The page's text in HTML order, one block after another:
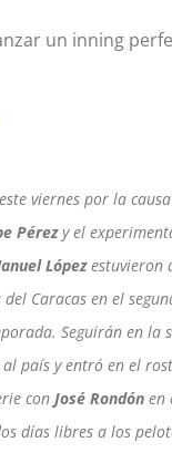
un inning
viernes por la
Pérezy el
Lópezestuvieron
Caracas en el
Seguirán en la
país y entró en el
con José Rondón en
días libres a los